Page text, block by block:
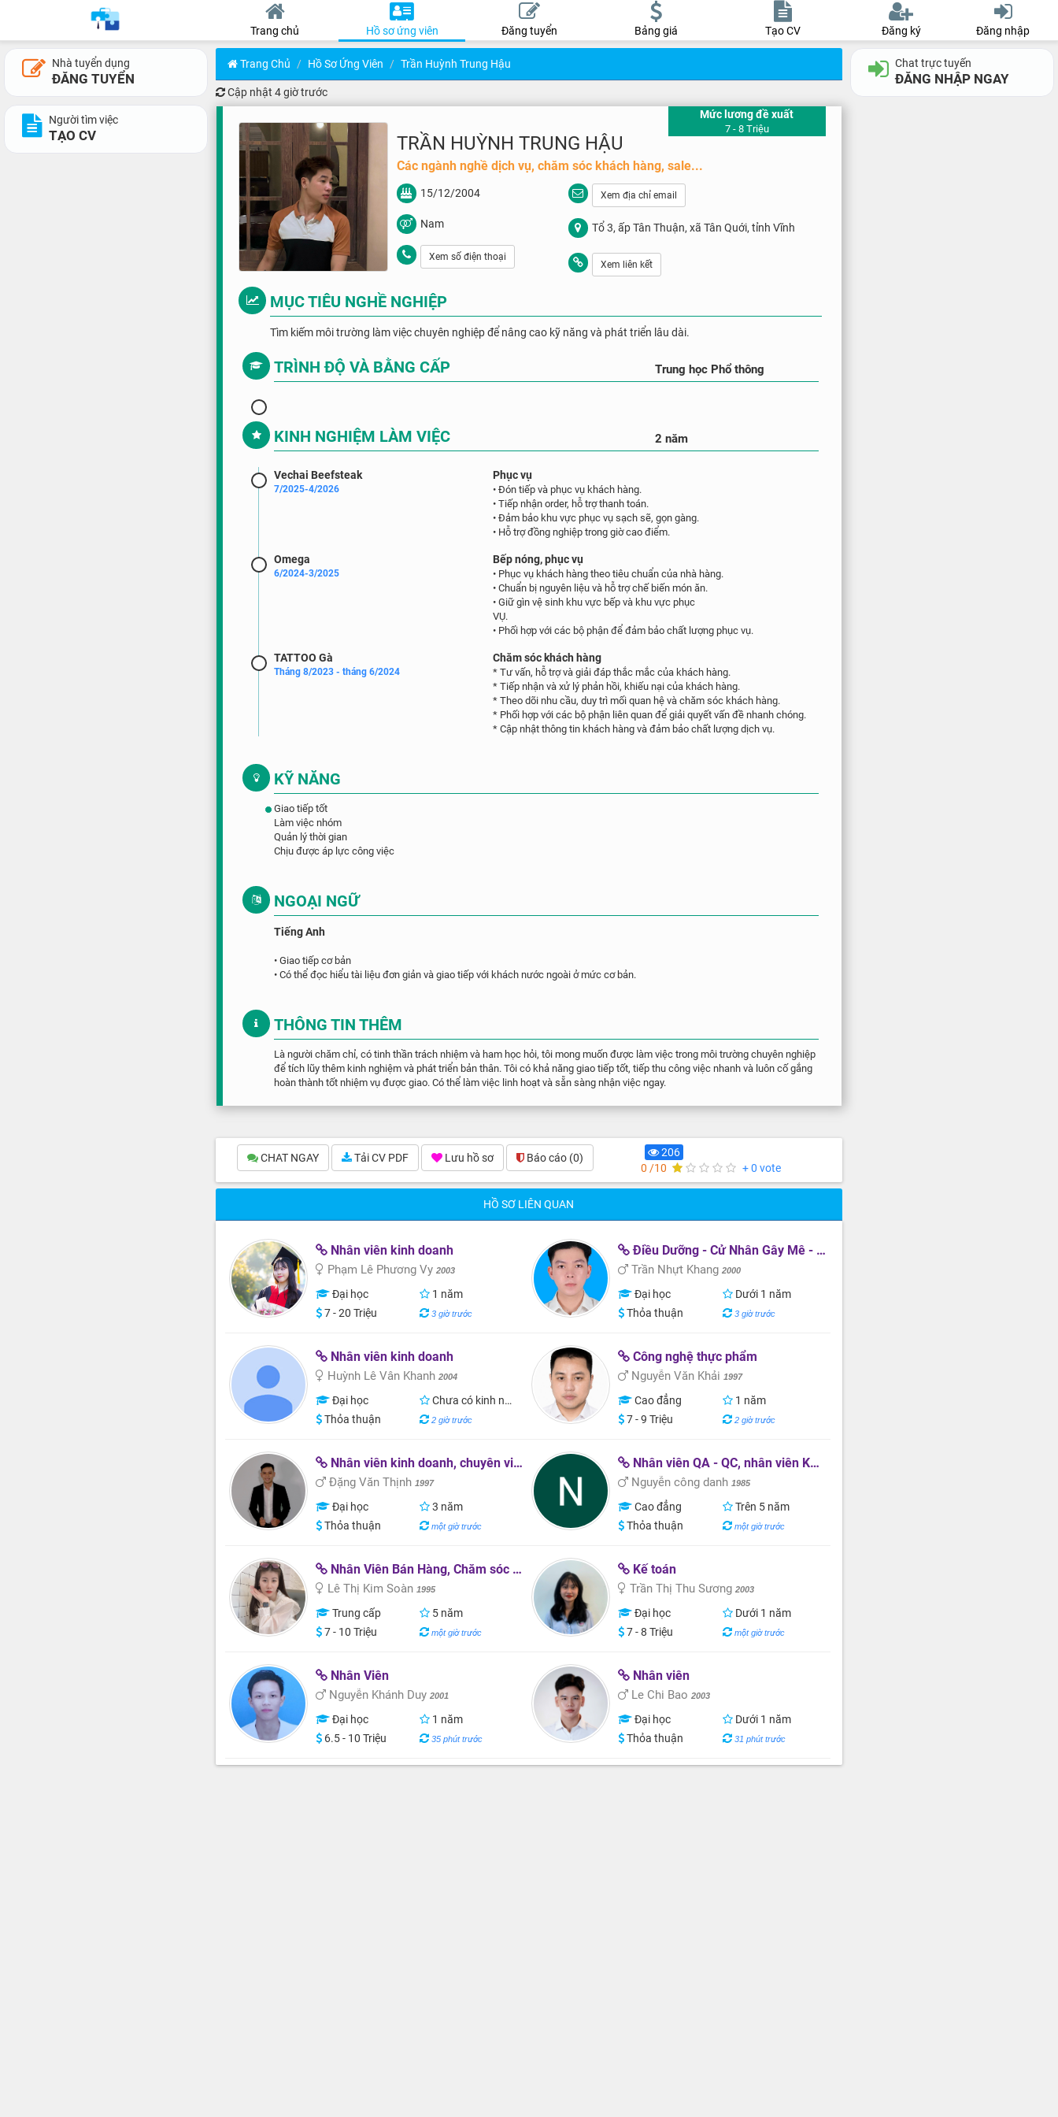
Trang chủ Hồ sơ ứng viên Đăng tuyển Bảng giá Tạo CV Đăng ký Đăng nhập
Nhà tuyển dụng
ĐĂNG TUYỂN
Người tìm việc
TẠO CV
Trang Chủ Hồ Sơ Ứng Viên Trần Huỳnh Trung Hậu
Cập nhật 4 giờ trước
TRẦN HUỲNH TRUNG HẬU
Các ngành nghề dịch vụ, chăm sóc khách hàng, sale...
15/12/2004
Nam
Xem số điện thoại
Xem địa chỉ email
Tổ 3, ấp Tân Thuận, xã Tân Quới, tỉnh Vĩnh
Xem liên kết
Mức lương đề xuất
7 - 8 Triệu
MỤC TIÊU NGHỀ NGHIỆP
Tìm kiếm môi trường làm việc chuyên nghiệp để nâng cao kỹ năng và phát triển lâu dài.
TRÌNH ĐỘ VÀ BẰNG CẤP Trung học Phổ thông
KINH NGHIỆM LÀM VIỆC 2 năm
Vechai Beefsteak
7/2025-4/2026
Phục vụ
• Đón tiếp và phục vụ khách hàng.
• Tiếp nhận order, hỗ trợ thanh toán.
• Đảm bảo khu vực phục vụ sạch sẽ, gọn gàng.
• Hỗ trợ đồng nghiệp trong giờ cao điểm.
Omega
6/2024-3/2025
Bếp nóng, phục vụ
• Phục vụ khách hàng theo tiêu chuẩn của nhà hàng.
• Chuẩn bị nguyên liệu và hỗ trợ chế biến món ăn.
• Giữ gìn vệ sinh khu vực bếp và khu vực phục
VỤ.
• Phối hợp với các bộ phận để đảm bảo chất lượng phục vụ.
TATTOO Gà
Tháng 8/2023 - tháng 6/2024
Chăm sóc khách hàng
* Tư vấn, hỗ trợ và giải đáp thắc mắc của khách hàng.
* Tiếp nhận và xử lý phản hồi, khiếu nại của khách hàng.
* Theo dõi nhu cầu, duy trì mối quan hệ và chăm sóc khách hàng.
* Phối hợp với các bộ phận liên quan để giải quyết vấn đề nhanh chóng.
* Cập nhật thông tin khách hàng và đảm bảo chất lượng dịch vụ.
KỸ NĂNG
Giao tiếp tốt
Làm việc nhóm
Quản lý thời gian
Chịu được áp lực công việc
NGOẠI NGỮ
Tiếng Anh
• Giao tiếp cơ bản
• Có thể đọc hiểu tài liệu đơn giản và giao tiếp với khách nước ngoài ở mức cơ bản.
THÔNG TIN THÊM
Là người chăm chỉ, có tinh thần trách nhiệm và ham học hỏi, tôi mong muốn được làm việc trong môi trường chuyên nghiệp
để tích lũy thêm kinh nghiệm và phát triển bản thân. Tôi có khả năng giao tiếp tốt, tiếp thu công việc nhanh và luôn cố gắng
hoàn thành tốt nhiệm vụ được giao. Có thể làm việc linh hoạt và sẵn sàng nhận việc ngay.
CHAT NGAY Tải CV PDF Lưu hồ sơ Báo cáo (0)
206
0 /10
+ 0 vote
HỒ SƠ LIÊN QUAN
Nhân viên kinh doanh
Phạm Lê Phương Vy 2003
Đại học
1 năm
7 - 20 Triệu
3 giờ trước
Điều Dưỡng - Cử Nhân Gây Mê - Nhân Viên Sales
Trần Nhựt Khang2000
Đại học
Dưới 1 năm
Thỏa thuận
3 giờ trước
Nhân viên kinh doanh
Huỳnh Lê Vân Khanh 2004
Đại học
Chưa có kinh nghiệm
Thỏa thuận
2 giờ trước
Công nghệ thực phẩm
Nguyễn Văn Khải1997
Cao đẳng
1 năm
7 - 9 Triệu
2 giờ trước
Nhân viên kinh doanh, chuyên viên môi trường
Đặng Văn Thịnh 1997
Đại học
3 năm
Thỏa thuận
một giờ trước
Nhân viên QA - QC, nhân viên Kho hàng
Nguyễn công danh1985
Cao đẳng
Trên 5 năm
Thỏa thuận
một giờ trước
Nhân Viên Bán Hàng, Chăm sóc khách hàng
Lê Thị Kim Soàn 1995
Trung cấp
5 năm
7 - 10 Triệu
một giờ trước
Kế toán
Trần Thị Thu Sương2003
Đại học
Dưới 1 năm
7 - 8 Triệu
một giờ trước
Nhân Viên
Nguyễn Khánh Duy 2001
Đại học
1 năm
6.5 - 10 Triệu
35 phút trước
Nhân viên
Le Chi Bao2003
Đại học
Dưới 1 năm
Thỏa thuận
31 phút trước
Chat trực tuyến
ĐĂNG NHẬP NGAY